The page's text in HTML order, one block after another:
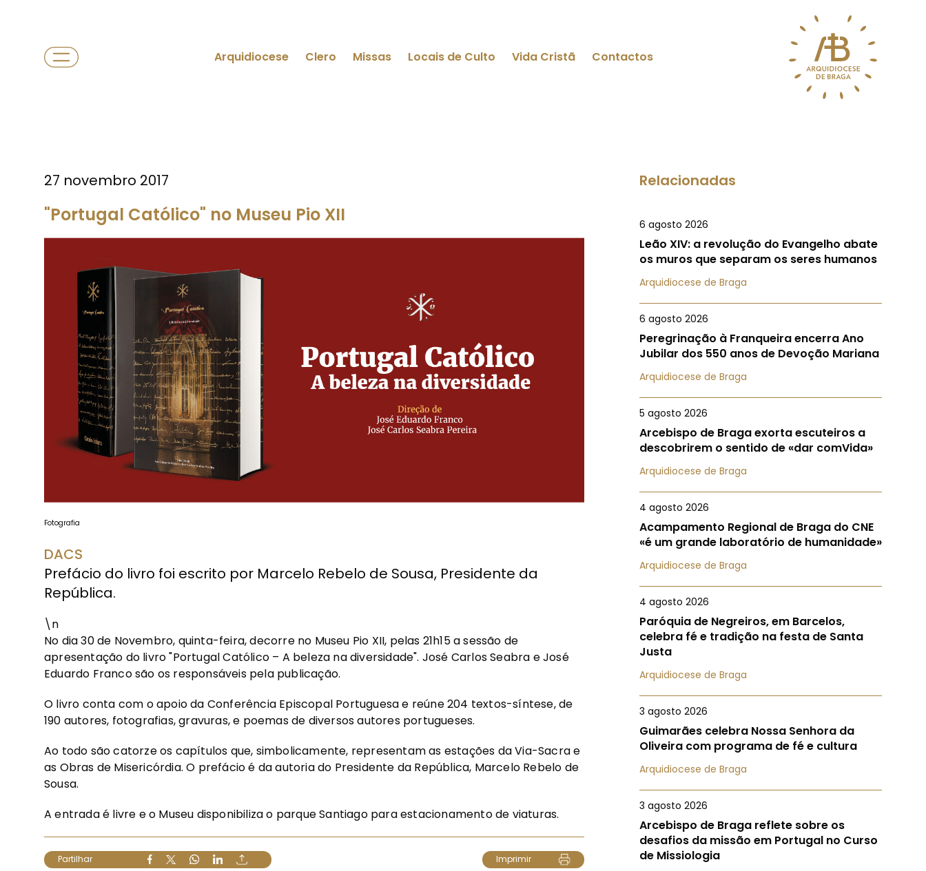
Arquidiocese Clero Missas Locais de Culto Vida Cristã Contactos
27 novembro 2017
"Portugal Católico" no Museu Pio XII
Fotografia
DACS
Prefácio do livro foi escrito por Marcelo Rebelo de Sousa, Presidente da
República.
\n
No dia 30 de Novembro, quinta-feira, decorre no Museu Pio XII, pelas 21h15 a sessão de
apresentação do livro "Portugal Católico – A beleza na diversidade". José Carlos Seabra e José
Eduardo Franco são os responsáveis pela publicação.
O livro conta com o apoio da Conferência Episcopal Portuguesa e reúne 204 textos-síntese, de
190 autores, fotografias, gravuras, e poemas de diversos autores portugueses.
Ao todo são catorze os capítulos que, simbolicamente, representam as estações da Via-Sacra e
as Obras de Misericórdia. O prefácio é da autoria do Presidente da República, Marcelo Rebelo de
Sousa.
A entrada é livre e o Museu disponibiliza o parque Santiago para estacionamento de viaturas.
Partilhar Imprimir
Relacionadas
6 agosto 2026
Leão XIV: a revolução do Evangelho abate
os muros que separam os seres humanos
Arquidiocese de Braga
6 agosto 2026
Peregrinação à Franqueira encerra Ano
Jubilar dos 550 anos de Devoção Mariana
Arquidiocese de Braga
5 agosto 2026
Arcebispo de Braga exorta escuteiros a
descobrirem o sentido de «dar comVida»
Arquidiocese de Braga
4 agosto 2026
Acampamento Regional de Braga do CNE
«é um grande laboratório de humanidade»
Arquidiocese de Braga
4 agosto 2026
Paróquia de Negreiros, em Barcelos,
celebra fé e tradição na festa de Santa
Justa
Arquidiocese de Braga
3 agosto 2026
Guimarães celebra Nossa Senhora da
Oliveira com programa de fé e cultura
Arquidiocese de Braga
3 agosto 2026
Arcebispo de Braga reflete sobre os
desafios da missão em Portugal no Curso
de Missiologia